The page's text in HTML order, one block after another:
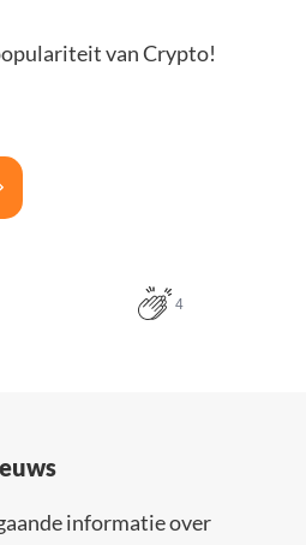
van Crypto!
4
informatie over